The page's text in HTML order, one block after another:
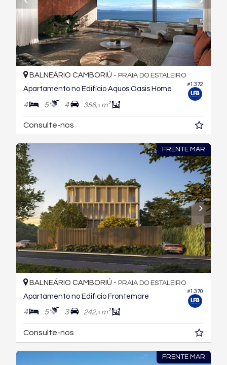
#1.372
BALNEÁRIO CAMBORIÚ - PRAIA DO ESTALEIRO
Apartamento no Edifício Aquos Oasis Home
4 5 4 356,0m²
Consulte-nos
FRENTE MAR
#1.370
BALNEÁRIO CAMBORIÚ - PRAIA DO ESTALEIRO
Apartamento no Edifício Frontemare
4 5 3 242,0m²
Consulte-nos
FRENTE MAR